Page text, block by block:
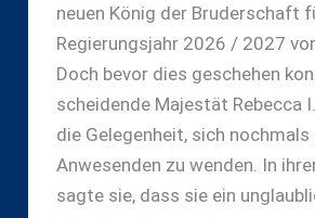
neuen König der Bruderschaft
Regierungsjahr 2026 / 2027
Doch bevor dies geschehen
scheidende Majestät Rebecca
die Gelegenheit, sich nochmals
Anwesenden zu wenden. In
sagte sie, dass sie ein